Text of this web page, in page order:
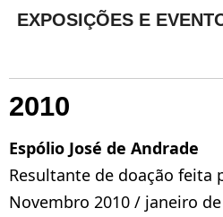
EXPOSIÇÕES E
2010
Espólio José de Andrade
Resultante de doação feita
Novembro 2010 / janeiro de